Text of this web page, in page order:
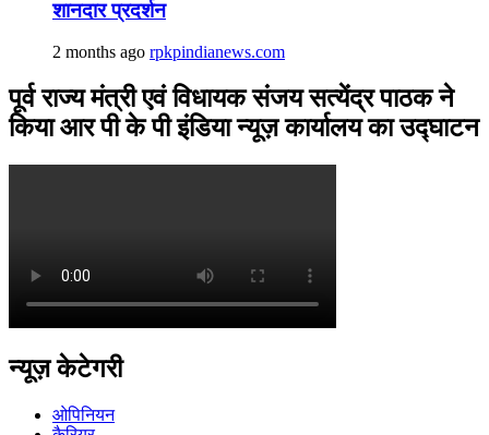
शानदार प्रदर्शन
2 months ago rpkpindianews.com
पूर्व राज्य मंत्री एवं विधायक संजय सत्येंद्र पाठक ने
किया आर पी के पी इंडिया न्यूज़ कार्यालय का उद्घाटन
न्यूज़ केटेगरी
ओपिनियन